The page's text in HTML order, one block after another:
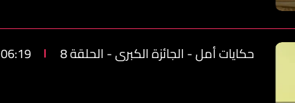
حكايات أمل - الجائزة الكبرى - الحلقة 8 06:19